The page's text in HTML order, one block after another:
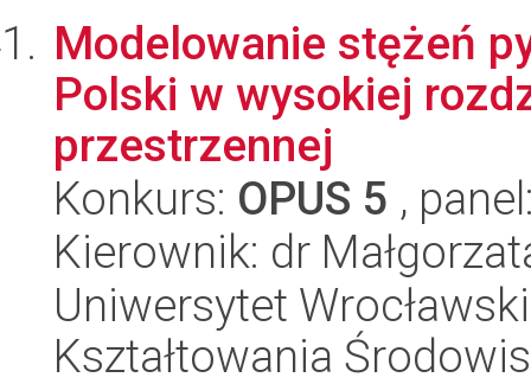
Modelowanie stężeń
Polski w wysokiej
przestrzennej
Konkurs: OPUS 5 ,
Kierownik: dr
Uniwersytet
Kształtowania